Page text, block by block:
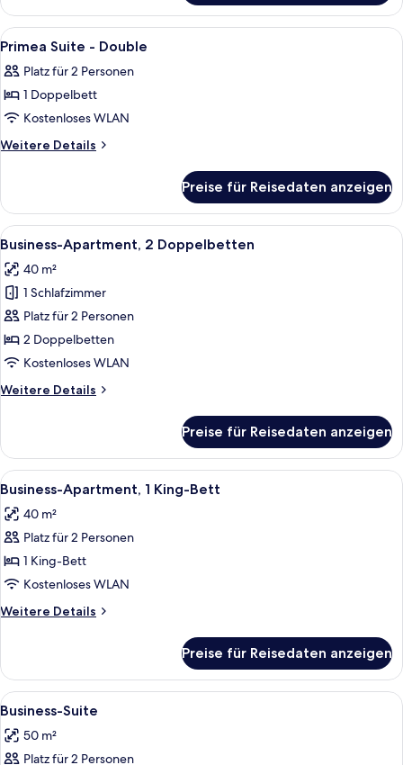
Flat
King
Alle
Fotos
für
Primea
Suite
-
Ein Hotelzimmer mit zwei Betten,
12
Primea Suite - Double
Platz für 2 Personen
1 Doppelbett
Kostenloses WLAN
Weitere Details
Weitere
Suite
Double
Preise für Reisedaten anzeigen
Alle
Fotos
für
Business-
Apartment,
2 Doppelbetten
anzeigen
Minibar, Zimmersafe, Schreibtisch,
5
Business-Apartment, 2 Doppelbetten
40 m²
1 Schlafzimmer
Platz für 2 Personen
2 Doppelbetten
Kostenloses WLAN
Weitere Details
Weitere
Apartment,
2 Doppelbetten
Preise für Reisedaten anzeigen
Alle
Fotos
für
Business-
Apartment,
1 King-
Bett
anzeigen
Ein Hotelzimmer mit einem großen
5
Business-Apartment, 1 King-Bett
40 m²
Platz für 2 Personen
1 King-Bett
Kostenloses WLAN
Weitere Details
Weitere
Apartment,
1 King-
Bett
Preise für Reisedaten anzeigen
Alle
Fotos
für
8
Business-Suite
50 m²
Platz für 2 Personen